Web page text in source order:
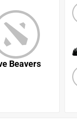
Beavers